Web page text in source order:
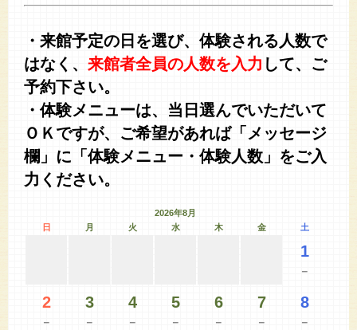
・来館予定の日を選び、体験される人数で
はなく、 来館者全員の人数を入力 して、ご
予約下さい。
・体験メニューは、当日選んでいただいて
ＯＫですが、ご希望があれば「メッセージ
欄」に「体験メニュー・体験人数」をご入
力ください。
2026年8月
日
月 火 水 木 金 土
1
－
2
－
3
－
4
－
5
－
6
－
7
－
8
－